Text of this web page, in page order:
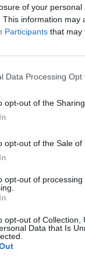
of your
This information may
Participants that may
Data Processing Opt
opt-out of the
opt-out of the Sale of
opt-out of
opt-out of Collection,
Data that Is
ką seniai